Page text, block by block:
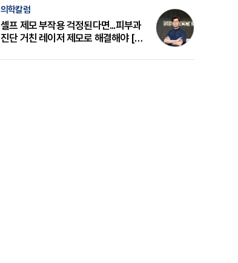
의학칼럼
셀프 제모 부작용 걱정된다면...피부과
진단 거친 레이저 제모로 해결해야 [변